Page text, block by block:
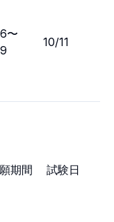
〜
10/11
期間 試験日